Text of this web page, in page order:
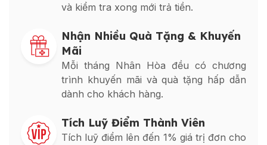
và kiểm tra xong mới trả tiền.
Nhận Nhiều Quà Tặng & Khuyến
Mãi
Mỗi tháng Nhân Hòa đều có chương
trình khuyến mãi và quà tặng hấp dẫn
dành cho khách hàng.
Tích Luỹ Điểm Thành Viên
Tích luỹ điểm lên đến 1% giá trị đơn cho